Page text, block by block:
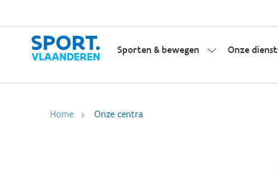
Sporten & bewegen Onze
Home Onze centra